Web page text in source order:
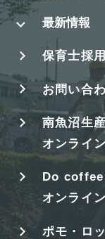
最新情報
保育士採用
お問い合
南魚沼生
オンライ
Do
オンライ
ポモ・ロ